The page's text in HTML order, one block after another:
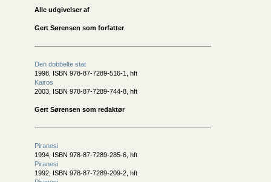
Alle udgivelser af
Gert Sørensen som forfatter
Den dobbelte stat
1998, ISBN 978-87-7289-516-1, hft
Kairos
2003, ISBN 978-87-7289-744-8, hft
Gert Sørensen som redaktør
Piranesi
1994, ISBN 978-87-7289-285-6, hft
Piranesi
1992, ISBN 978-87-7289-209-2, hft